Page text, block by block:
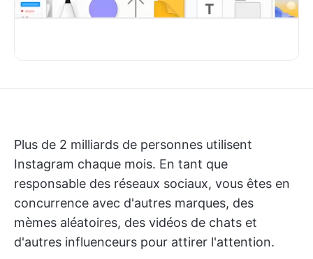
Plus de 2 milliards de personnes utilisent
Instagram chaque mois. En tant que
responsable des réseaux sociaux, vous êtes en
concurrence avec d'autres marques, des
mèmes aléatoires, des vidéos de chats et
d'autres influenceurs pour attirer l'attention.